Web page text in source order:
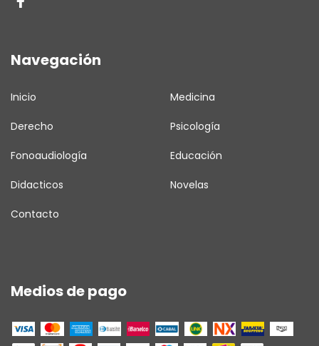
Navegación
Inicio Medicina
Derecho Psicología
Fonoaudiología Educación
Didacticos Novelas
Contacto
Medios de pago